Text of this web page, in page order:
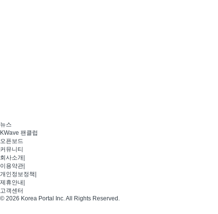
뉴스
KWave 팬클럽
오픈보드
커뮤니티
회사소개
이용약관
개인정보정책
제휴안내
고객센터
© 2026 Korea Portal Inc. All Rights Reserved.